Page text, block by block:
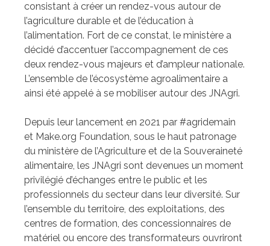
consistant à créer un rendez-vous autour de
l’agriculture durable et de l’éducation à
l’alimentation. Fort de ce constat, le ministère a
décidé d’accentuer l’accompagnement de ces
deux rendez-vous majeurs et d’ampleur nationale.
L’ensemble de l’écosystème agroalimentaire a
ainsi été appelé à se mobiliser autour des JNAgri.
Depuis leur lancement en 2021 par #agridemain
et Make.org Foundation, sous le haut patronage
du ministère de l’Agriculture et de la Souveraineté
alimentaire, les JNAgri sont devenues un moment
privilégié d’échanges entre le public et les
professionnels du secteur dans leur diversité. Sur
l’ensemble du territoire, des exploitations, des
centres de formation, des concessionnaires de
matériel ou encore des transformateurs ouvriront